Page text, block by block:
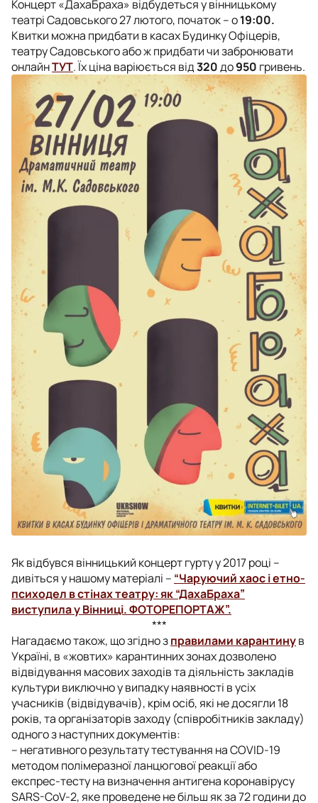
Концерт «ДахаБраха» відбудеться у вінницькому
театрі Садовського 27 лютого, початок – о19:00.
Квитки можна придбати в касах Будинку Офіцерів,
театру Садовського або ж придбати чи забронювати
онлайнТУТ. Їх ціна варіюється від320до950 гривень.
Як відбувся вінницький концерт гурту у 2017 році –
дивіться у нашому матеріалі – “Чаруючий хаос і етно-
психодел в стінах театру: як “ДахаБраха”
виступила у Вінниці. ФОТОРЕПОРТАЖ”.
***
Нагадаємо також, що згідно зправилами карантинув
Україні, в «жовтих» карантинних зонах дозволено
відвідування масових заходів та діяльність закладів
культури виключно у випадку наявності в усіх
учасників (відвідувачів), крім осіб, які не досягли 18
років, та організаторів заходу (співробітників закладу)
одного з наступних документів:
– негативного результату тестування на COVID-19
методом полімеразної ланцюгової реакції або
експрес-тесту на визначення антигена коронавірусу
SARS-CoV-2, яке проведене не більш як за 72 години до